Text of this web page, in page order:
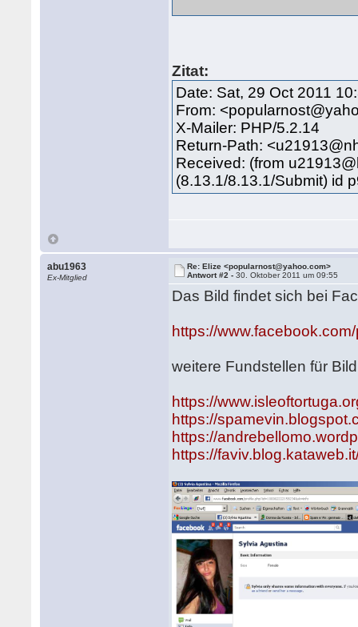
Zitat:
Date: Sat, 29 Oct 2011
From:
X-Mailer: PHP/5.2.14
Return-Path:
Received: (from
(8.13.1/8.13.1/Submit) id
abu1963
Ex-Mitglied
Re: Elize <popularnost@yahoo.com>
Antwort #2 -30. Oktober 2011 um 09:55
Das Bild findet sich bei
https://
weitere Fundstellen für
https://
https://
https://
https://